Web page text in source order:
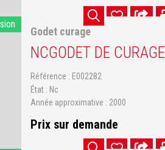
Godet curage
NCGODET DE CURAGE
Référence
E002282
État
Nc
Année approximative
2000
Prix sur demande